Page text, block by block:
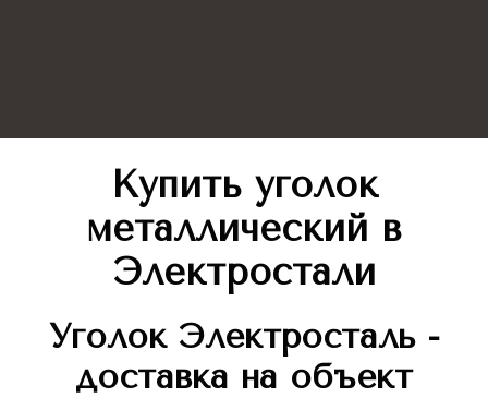
Купить уголок
металлический в
Электростали
Уголок Электросталь -
доставка на объект